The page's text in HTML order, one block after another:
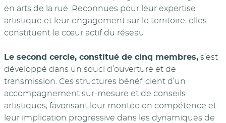
en arts de la rue. Reconnues pour leur expertise
artistique et leur engagement sur le territoire, elles
constituent le cœur actif du réseau.
Le second cercle, constitué de cinq membres, s’est
développé dans un souci d’ouverture et de
transmission. Ces structures bénéficient d’un
accompagnement sur-mesure et de conseils
artistiques, favorisant leur montée en compétence et
leur implication progressive dans les dynamiques de